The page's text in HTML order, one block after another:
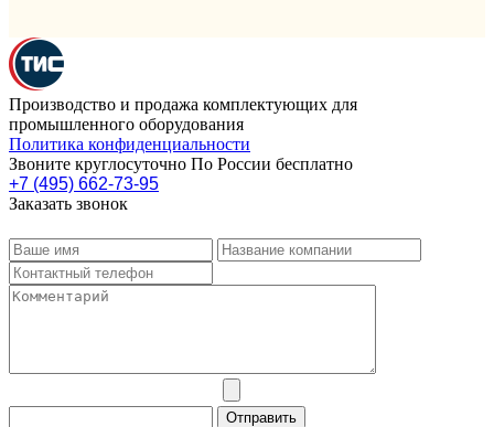
Производство и продажа комплектующих для
промышленного оборудования
Политика конфиденциальности
Звоните круглосуточно По России бесплатно
+7 (495) 662-73-95
Заказать звонок